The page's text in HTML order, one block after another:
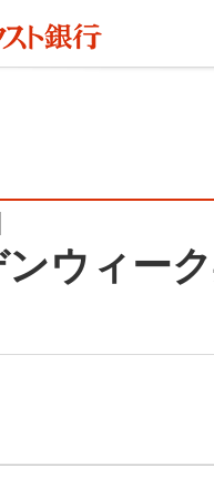
ンウィー